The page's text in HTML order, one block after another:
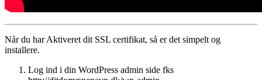
Når du har Aktiveret dit SSL certifikat, så er det simpelt og
installere.
Log ind i din WordPress admin side fks